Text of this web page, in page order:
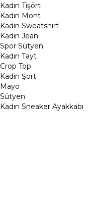
Kadın Tişört
Kadın Mont
Kadın Sweatshirt
Kadın Jean
Spor Sütyen
Kadın Tayt
Crop Top
Kadin Şort
Mayo
Sütyen
Kadın Sneaker Ayakkabı